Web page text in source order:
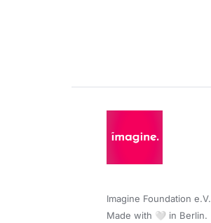
Imagine Foundation e.V.
Made with 🤍 in Berlin.